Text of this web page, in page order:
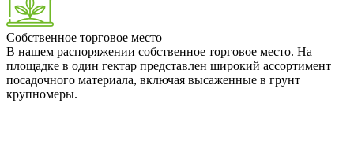
Собственное торговое место
В нашем распоряжении собственное торговое место. На
площадке в один гектар представлен широкий ассортимент
посадочного материала, включая высаженные в грунт
крупномеры.